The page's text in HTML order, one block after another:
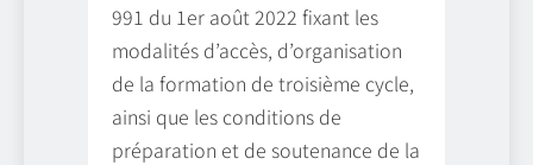
991 du 1er août 2022 fixant les
modalités d’accès, d’organisation
de la formation de troisième cycle,
ainsi que les conditions de
préparation et de soutenance de la